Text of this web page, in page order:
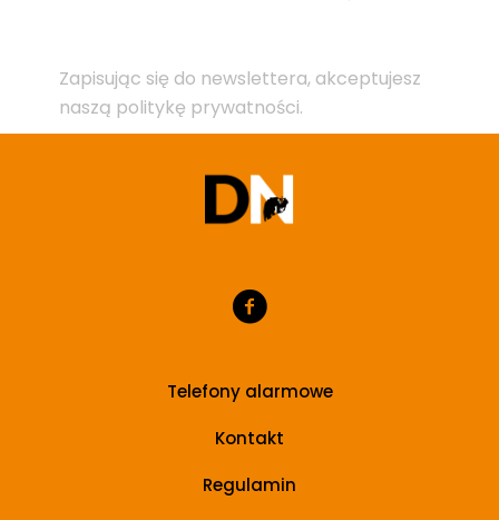
Zapisując się do newslettera, akceptujesz
naszą politykę prywatności.
Telefony alarmowe
Kontakt
Regulamin